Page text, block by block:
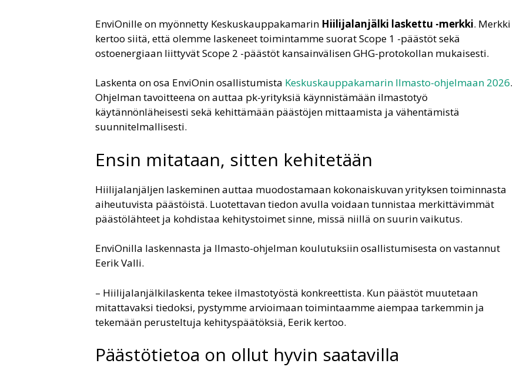
EnviOnille on myönnetty Keskuskauppakamarin Hiilijalanjälki laskettu -merkki. Merkki
kertoo siitä, että olemme laskeneet toimintamme suorat Scope 1 -päästöt sekä
ostoenergiaan liittyvät Scope 2 -päästöt kansainvälisen GHG-protokollan mukaisesti.
Laskenta on osa EnviOnin osallistumista Keskuskauppakamarin Ilmasto-ohjelmaan 2026.
Ohjelman tavoitteena on auttaa pk-yrityksiä käynnistämään ilmastotyö
käytännönläheisesti sekä kehittämään päästöjen mittaamista ja vähentämistä
suunnitelmallisesti.
Ensin mitataan, sitten kehitetään
Hiilijalanjäljen laskeminen auttaa muodostamaan kokonaiskuvan yrityksen toiminnasta
aiheutuvista päästöistä. Luotettavan tiedon avulla voidaan tunnistaa merkittävimmät
päästölähteet ja kohdistaa kehitystoimet sinne, missä niillä on suurin vaikutus.
EnviOnilla laskennasta ja Ilmasto-ohjelman koulutuksiin osallistumisesta on vastannut
Eerik Valli.
– Hiilijalanjälkilaskenta tekee ilmastotyöstä konkreettista. Kun päästöt muutetaan
mitattavaksi tiedoksi, pystymme arvioimaan toimintaamme aiempaa tarkemmin ja
tekemään perusteltuja kehityspäätöksiä, Eerik kertoo.
Päästötietoa on ollut hyvin saatavilla